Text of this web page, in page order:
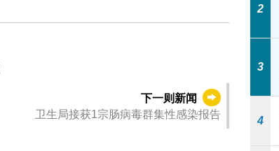
下一则新闻
卫生局接获1宗肠病毒群集性感染报告
2
3
4